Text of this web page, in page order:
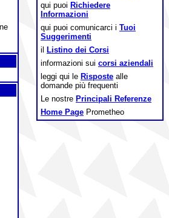
qui puoi Richiedere
Informazioni
qui puoi comunicarci i Tuoi
Suggerimenti
il
Listino dei Corsi
informazioni sui corsi aziendali
leggi qui le Risposte alle
domande più frequenti
Le nostre Principali Referenze
Home Page Prometheo